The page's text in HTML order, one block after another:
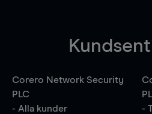
Corero Network Security
PLC
- Alla kunder
-